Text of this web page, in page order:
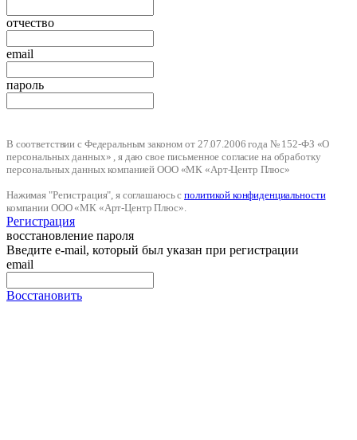
отчество
email
пароль
В соответствии с Федеральным законом от 27.07.2006 года № 152-ФЗ «О
персональных данных» , я даю свое письменное согласие на обработку
персональных данных компанией ООО «МК «Арт-Центр Плюс»
Нажимая "Регистрация", я соглашаюсь сполитикой конфиденциальности
компании ООО «МК «Арт-Центр Плюс».
Регистрация
восстановление пароля
Введите e-mail, который был указан при регистрации
email
Восстановить